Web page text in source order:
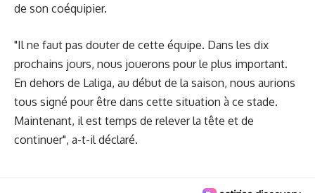
de son coéquipier.
"Il ne faut pas douter de cette équipe. Dans les dix
prochains jours, nous jouerons pour le plus important.
En dehors de Laliga, au début de la saison, nous aurions
tous signé pour être dans cette situation à ce stade.
Maintenant, il est temps de relever la tête et de
continuer", a-t-il déclaré.